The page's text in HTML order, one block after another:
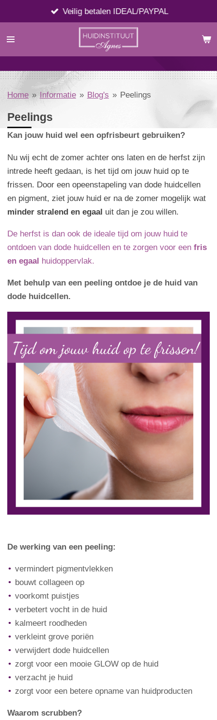
direct
naar
Veilig betalen IDEAL/PAYPAL
Home » Informatie » Blog's » Peelings
Peelings
Kan jouw huid wel een opfrisbeurt gebruiken?
Nu wij echt de zomer achter ons laten en de herfst zijn
intrede heeft gedaan, is het tijd om jouw huid op te
frissen. Door een opeenstapeling van dode huidcellen
en pigment, ziet jouw huid er na de zomer mogelijk wat
minder stralend en egaal uit dan je zou willen.
De herfst is dan ook de ideale tijd om jouw huid te
ontdoen van dode huidcellen en te zorgen voor een fris
en egaal huidoppervlak.
Met behulp van een peeling ontdoe je de huid van
dode huidcellen.
De werking van een peeling:
vermindert pigmentvlekken
bouwt collageen op
voorkomt puistjes
verbetert vocht in de huid
kalmeert roodheden
verkleint grove poriën
verwijdert dode huidcellen
zorgt voor een mooie GLOW op de huid
verzacht je huid
zorgt voor een betere opname van huidproducten
Waarom scrubben?